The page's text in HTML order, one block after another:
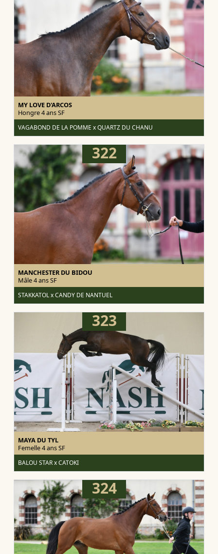
MY LOVE D'ARCOS
Hongre 4 ansSF
VAGABOND DE LA POMME x QUARTZ DU CHANU
322
MANCHESTER DU BIDOU
Mâle 4 ansSF
STAKKATOL x CANDY DE NANTUEL
323
MAYA DU TYL
Femelle 4 ansSF
BALOU STAR x CATOKI
324